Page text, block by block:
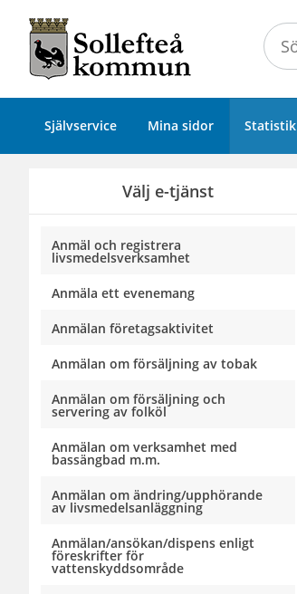
Självservice
kommun
Självservice Mina sidor Statistik
Välj e-tjänst
Anmäl och registrera
livsmedelsverksamhet
Anmäla ett evenemang
Anmälan företagsaktivitet
Anmälan om försäljning av tobak
Anmälan om försäljning och
servering av folköl
Anmälan om verksamhet med
bassängbad m.m.
Anmälan om ändring/upphörande
av livsmedelsanläggning
Anmälan/ansökan/dispens enligt
föreskrifter för
vattenskyddsområde